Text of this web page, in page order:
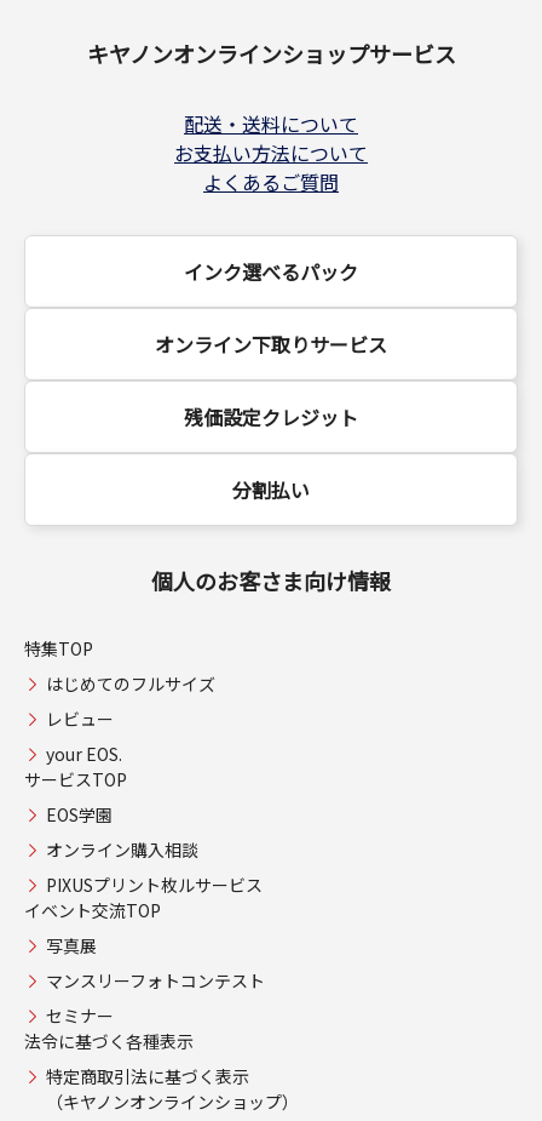
キヤノンオンラインショップサービス
配送・送料について
お支払い方法について
よくあるご質問
インク選べるパック
オンライン下取りサービス
残価設定クレジット
分割払い
個人のお客さま向け情報
特集TOP
はじめてのフルサイズ
レビュー
your EOS.
サービスTOP
EOS学園
オンライン購入相談
PIXUSプリント枚ルサービス
イベント交流TOP
写真展
マンスリーフォトコンテスト
セミナー
法令に基づく各種表示
特定商取引法に基づく表示
（キヤノンオンラインショップ）